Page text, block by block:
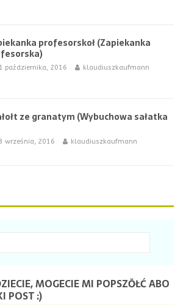
profesorskoł (Zapiekanka
października, 2016 klaudiuszkaufmann
ze granatym (Wybuchowa sałatka
września, 2016 klaudiuszkaufmann
MOGECIE MI POPSZŎŁĆ ABO
POST :)